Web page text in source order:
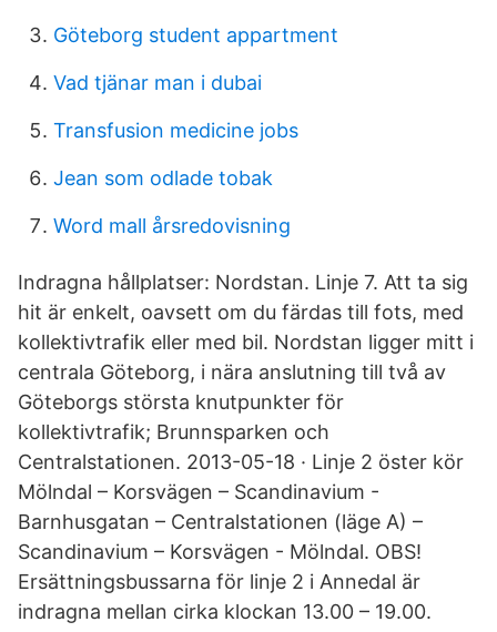
Göteborg student appartment
Vad tjänar man i dubai
Transfusion medicine jobs
Jean som odlade tobak
Word mall årsredovisning
Indragna hållplatser: Nordstan. Linje 7. Att ta sig
hit är enkelt, oavsett om du färdas till fots, med
kollektivtrafik eller med bil. Nordstan ligger mitt i
centrala Göteborg, i nära anslutning till två av
Göteborgs största knutpunkter för
kollektivtrafik; Brunnsparken och
Centralstationen. 2013-05-18 · Linje 2 öster kör
Mölndal – Korsvägen – Scandinavium -
Barnhusgatan – Centralstationen (läge A) –
Scandinavium – Korsvägen - Mölndal. OBS!
Ersättningsbussarna för linje 2 i Annedal är
indragna mellan cirka klockan 13.00 – 19.00.